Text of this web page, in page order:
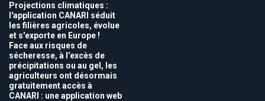
Projections climatiques :
l'application CANARI séduit
les filières agricoles, évolue
et s'exporte en Europe !
Face aux risques de
sécheresse, à l’excès de
précipitations ou au gel, les
agriculteurs ont désormais
gratuitement accès à
CANARI : une application web